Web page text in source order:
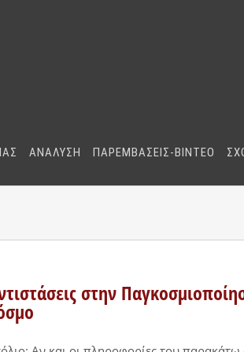
ΑΝΑΛΥΣΗ ΠΑΡΕΜΒΑΣΕΙΣ-BINTEO
στην